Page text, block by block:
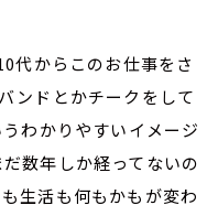
代からこのお仕事をさ
ンドとかチークをして
うわかりやすいイメージ
数年しか経ってないの
生活も何もかもが変わ